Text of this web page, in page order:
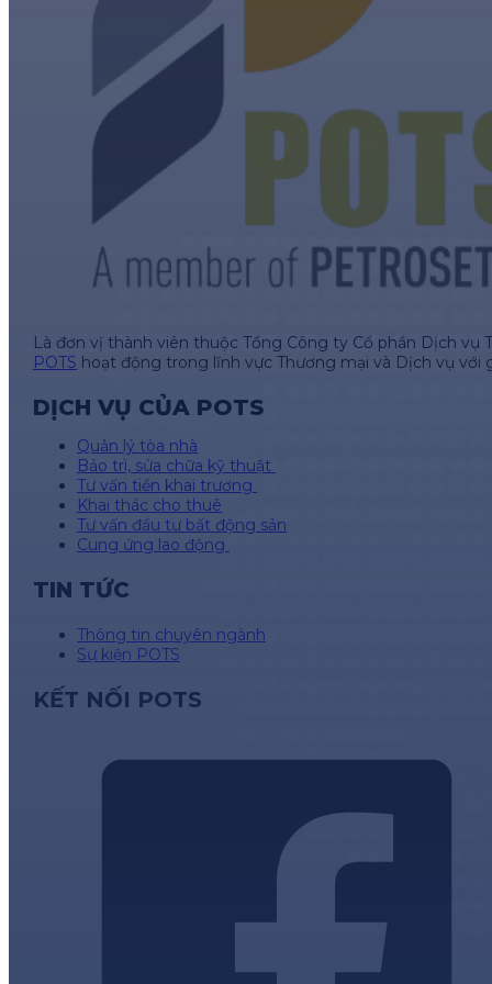
Là đơn vị thành viên thuộc Tổng Công ty Cổ phần Dịch vụ
POTS hoạt động trong lĩnh vực Thương mại và Dịch vụ
DỊCH VỤ CỦA POTS
Quản lý tòa nhà
Bảo trì, sửa chữa kỹ thuật
Tư vấn tiền khai trương
Khai thác cho thuê
Tư vấn đầu tư bất động sản
Cung ứng lao động
TIN TỨC
Thông tin chuyên ngành
Sự kiện POTS
KẾT NỐI POTS